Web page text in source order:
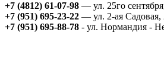
+7 (4812) 61-07-98 — ул. 25го
+7 (951) 695-23-22 — ул. 2-ая Садовая,
+7 (951) 695-88-78 - ул. Нормандия -